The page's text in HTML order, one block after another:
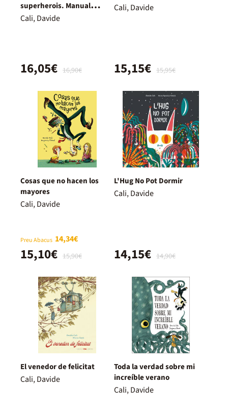
superherois. Manual
d'instruccions
Cali, Davide
16,90€
16,05€
Cali, Davide
15,95€
15,15€
Cosas que no hacen los
mayores
Cali, Davide
Preu Abacus 14,34€
15,90€
15,10€
L'Hug No Pot Dormir
Cali, Davide
14,90€
14,15€
El venedor de felicitat
Cali, Davide
Toda la verdad sobre mi
increíble verano
Cali, Davide